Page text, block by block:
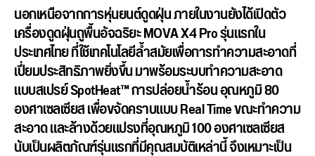
นอกเหนือจากการหุ่นยนต์ดูดฝุ่น ภายในงานยังได้เปิดตัว
เครื่องดูดฝุ่นถูพื้นอัจฉริยะ MOVA X4 Proรุ่นแรกใน
ประเทศไทยที่ใช้เทคโนโลยีล้ำสมัยเพื่อการทำความสะอาดที่
เปี่ยมประสิทธิภาพยิ่งขึ้น มาพร้อมระบบทำความสะอาด
แบบสเปรย์ SpotHeat™การปล่อยน้ำร้อนอุณหภูมิ 80
องศาเซลเซียสเพื่อขจัดคราบแบบ Real Timeขณะทำความ
สะอาด และล้างด้วยแปรงที่อุณหภูมิ 100 องศาเซลเซียส
นับเป็นผลิตภัณฑ์รุ่นแรกที่มีคุณสมบัติเหล่านี้ จึงเหมาะเป็น